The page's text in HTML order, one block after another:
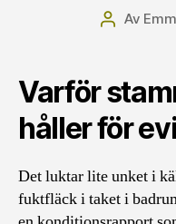
Av
Varför
håller för
Det luktar lite unket i
fuktfläck i taket i